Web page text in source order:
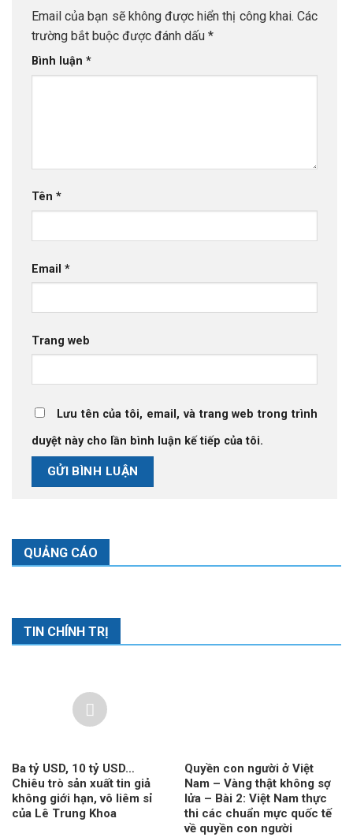
Email của bạn sẽ không được hiển thị công khai. Các
trường bắt buộc được đánh dấu *
Bình luận *
Tên *
Email *
Trang web
Lưu tên của tôi, email, và trang web trong trình
duyệt này cho lần bình luận kế tiếp của tôi.
QUẢNG CÁO
TIN CHÍNH TRỊ
Ba tỷ USD, 10 tỷ USD…
Chiêu trò sản xuất tin giả
không giới hạn, vô liêm sỉ
của Lê Trung Khoa
Quyền con người ở Việt
Nam – Vàng thật không sợ
lửa – Bài 2: Việt Nam thực
thi các chuẩn mực quốc tế
về quyền con người